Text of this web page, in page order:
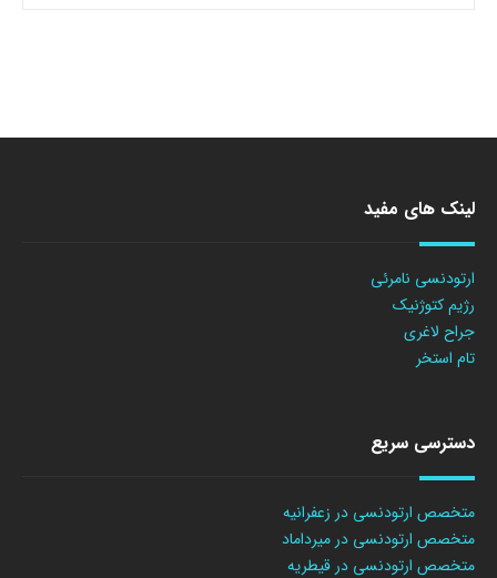
لینک های مفید
ارتودنسی نامرئی
رژیم کتوژنیک
جراح لاغری
تام استخر
دسترسی سریع
متخصص ارتودنسی در زعفرانیه
متخصص ارتودنسی در میرداماد
متخصص ارتودنسی در قیطریه